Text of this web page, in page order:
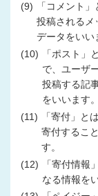
(9)
「コメント
投稿されるメ
データをいい
(10)
「ポスト」
で、ユーザ
投稿する記
をいいます。
(11)
「寄付」と
寄付するこ
す。
(12)
「寄付情報
なる情報を